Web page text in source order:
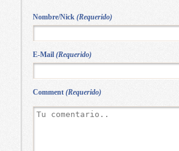
Comment (Requerido)
Nombre/Nick (Requerido)
E-Mail (Requerido)